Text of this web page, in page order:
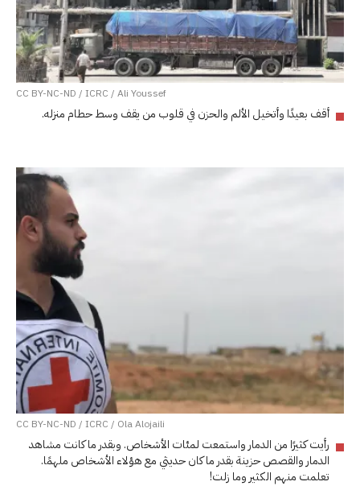
CC BY-NC-ND / ICRC / Ali Youssef
أقف بعيدًا وأتخيل الألم والحزن في قلوب من يقف وسط حطام منزله.
CC BY-NC-ND / ICRC / Ola Alojaili
رأيت كثيرًا من الدمار واستمعت لمئات الأشخاص. وبقدر ما كانت مشاهد
الدمار والقصص حزينة بقدر ما كان حديثي مع هؤلاء الأشخاص ملهمًا.
تعلمت منهم الكثير وما زلت!